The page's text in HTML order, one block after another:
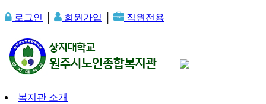
로그인 회원가입 직원전용
복지관 소개